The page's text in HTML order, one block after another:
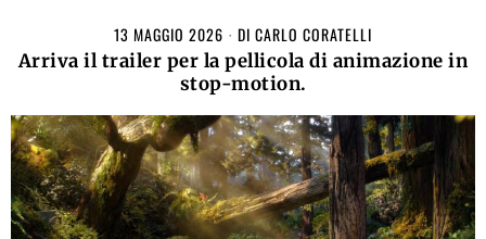
13 MAGGIO 2026 DI CARLO CORATELLI
Arriva il trailer per la pellicola di animazione in
stop-motion.